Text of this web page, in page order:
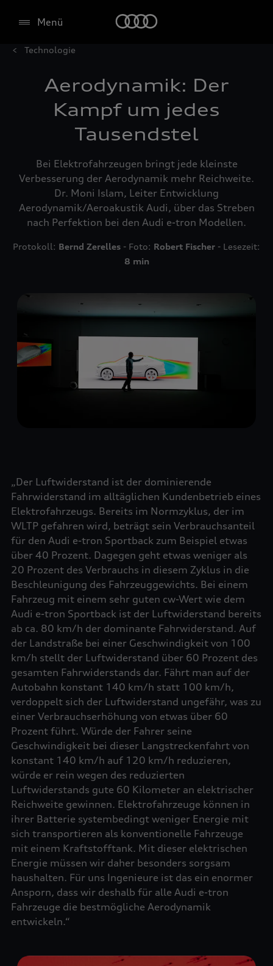
Menü
Technologie
Aero­dynamik: Der
Kampf um jedes
Tausendstel
Bei Elektrofahrzeugen bringt jede kleinste
Verbesserung der Aerodynamik mehr Reichweite.
Dr. Moni Islam, Leiter Entwicklung
Aerodynamik/Aeroakustik Audi, über das Streben
nach Perfektion bei den Audi e-tron Modellen.
Protokoll: Bernd Zerelles - Foto: Robert Fischer - Lesezeit:
8 min
„Der Luftwiderstand ist der dominierende
Fahrwiderstand im alltäglichen Kundenbetrieb eines
Elektrofahrzeugs. Bereits im Normzyklus, der im
WLTP gefahren wird, beträgt sein Verbrauchsanteil
für den Audi e-tron Sportback zum Beispiel etwas
über 40 Prozent. Dagegen geht etwas weniger als
20 Prozent des Verbrauchs in diesem Zyklus in die
Beschleunigung des Fahrzeuggewichts. Bei einem
Fahrzeug mit einem sehr guten cw-Wert wie dem
Audi e-tron Sportback ist der Luftwiderstand bereits
ab ca. 80 km/h der dominante Fahrwiderstand. Auf
der Landstraße bei einer Geschwindigkeit von 100
km/h stellt der Luftwiderstand über 60 Prozent des
gesamten Fahrwiderstands dar. Fährt man auf der
Autobahn konstant 140 km/h statt 100 km/h,
verdoppelt sich der Luftwiderstand ungefähr, was zu
einer Verbrauchserhöhung von etwas über 60
Prozent führt. Würde der Fahrer seine
Geschwindigkeit bei dieser Langstreckenfahrt von
konstant 140 km/h auf 120 km/h reduzieren,
würde er rein wegen des reduzierten
Luftwiderstands gute 60 Kilometer an elektrischer
Reichweite gewinnen. Elektrofahrzeuge können in
ihrer Batterie systembedingt weniger Energie mit
sich transportieren als konventionelle Fahrzeuge
mit einem Kraftstofftank. Mit dieser elektrischen
Energie müssen wir daher besonders sorgsam
haushalten. Für uns Ingenieure ist das ein enormer
Ansporn, dass wir deshalb für alle Audi e-tron
Fahrzeuge die bestmögliche Aerodynamik
entwickeln.“